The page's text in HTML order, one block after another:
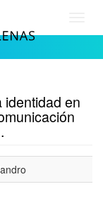
identidad en